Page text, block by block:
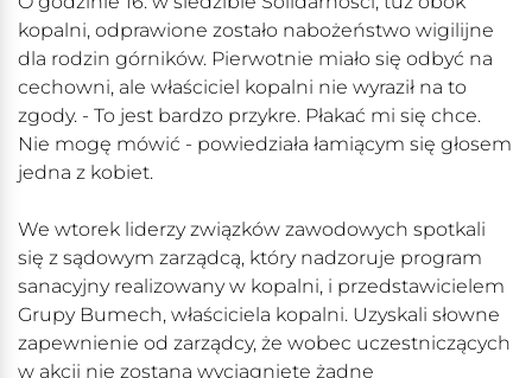
kopalni, odprawione zostało nabożeństwo wigilijne
dla rodzin górników. Pierwotnie miało się odbyć na
cechowni, ale właściciel kopalni nie wyraził na to
zgody. - To jest bardzo przykre. Płakać mi się chce.
Nie mogę mówić - powiedziała łamiącym się głosem
jedna z kobiet.
We wtorek liderzy związków zawodowych spotkali
się z sądowym zarządcą, który nadzoruje program
sanacyjny realizowany w kopalni, i przedstawicielem
Grupy Bumech, właściciela kopalni. Uzyskali słowne
zapewnienie od zarządcy, że wobec uczestniczących
w akcji nie zostaną wyciągnięte żadne